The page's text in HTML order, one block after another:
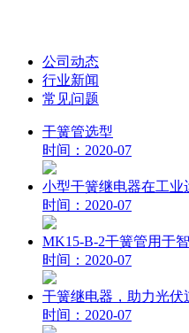
公司动态
行业新闻
常见问题
干簧管选型
时间：2020-07
小型干簧继电器在工业
时间：2020-07
MK15-B-2干簧管用于
时间：2020-07
干簧继电器，助力光伏
时间：2020-07